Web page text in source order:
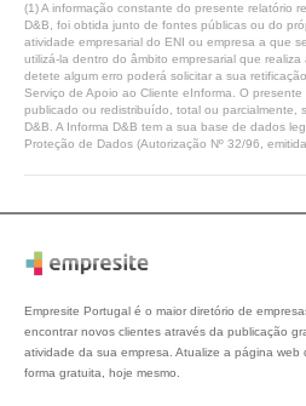
(1) A informação constante do presente relatório
D&B, foi obtida junto de fontes públicas ou do
atividade empresarial do ENI ou empresa a que
utilizá-la dentro do âmbito empresarial que
detete algum erro poderá solicitar a sua
Serviço de Apoio ao Cliente eInforma. O
publicado ou redistribuído, total ou parcialmente,
D&B. A Informa D&B tem a sua base de dados
Proteção de Dados (Autorização Nº 32/96,
Empresite Portugal é o maior diretório de
encontrar novos clientes através da publicação
atividade da sua empresa. Atualize a página web
forma gratuita, hoje mesmo.